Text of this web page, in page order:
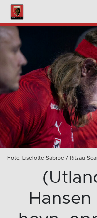
Foto: Liselotte Sabroe / Ritzau